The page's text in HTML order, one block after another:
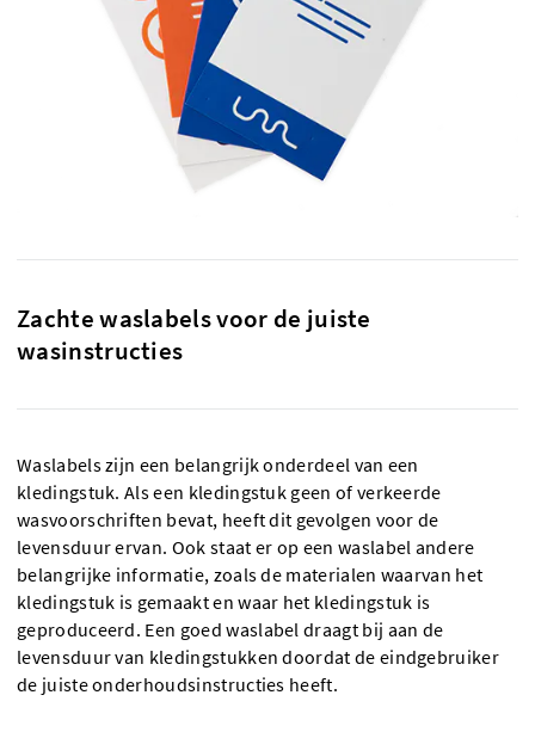
Zachte waslabels voor de juiste
wasinstructies
Waslabels zijn een belangrijk onderdeel van een
kledingstuk. Als een kledingstuk geen of verkeerde
wasvoorschriften bevat, heeft dit gevolgen voor de
levensduur ervan. Ook staat er op een waslabel andere
belangrijke informatie, zoals de materialen waarvan het
kledingstuk is gemaakt en waar het kledingstuk is
geproduceerd. Een goed waslabel draagt bij aan de
levensduur van kledingstukken doordat de eindgebruiker
de juiste onderhoudsinstructies heeft.